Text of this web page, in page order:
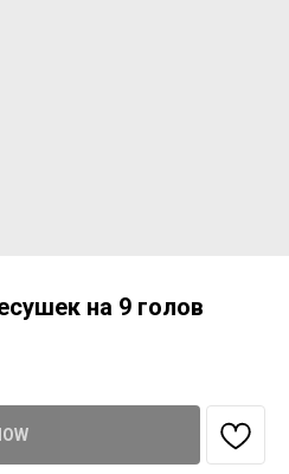
на 9 голов